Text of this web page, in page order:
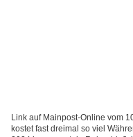
Link auf Mainpost-Online vom
kostet fast dreimal so viel